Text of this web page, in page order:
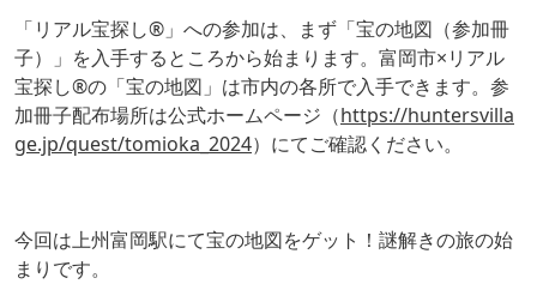
「リアル宝探し®」への参加は、まず「宝の地図（参加冊
子）」を入手するところから始まります。富岡市×リアル
宝探し®の「宝の地図」は市内の各所で入手できます。参
加冊子配布場所は公式ホームページ（https://huntersvilla
ge.jp/quest/tomioka_2024）にてご確認ください。
今回は上州富岡駅にて宝の地図をゲット！謎解きの旅の始
まりです。